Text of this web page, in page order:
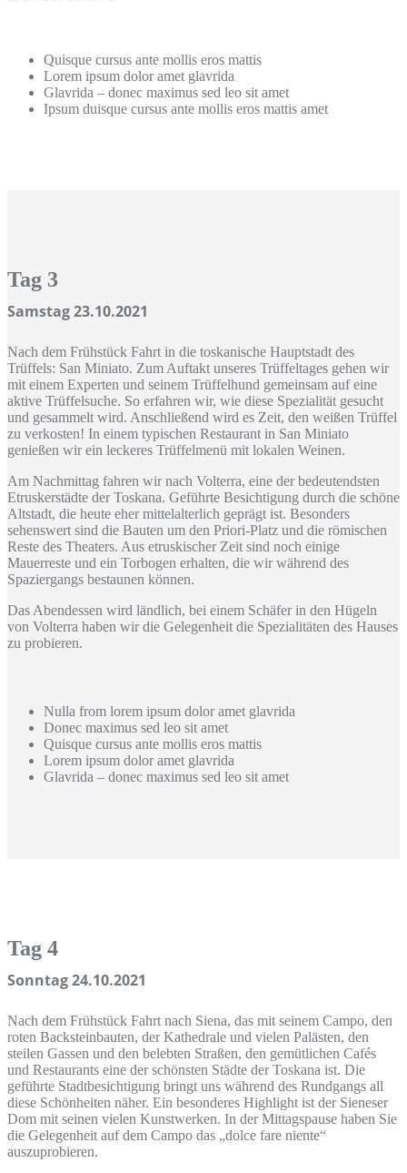
Quisque cursus ante mollis eros mattis
Lorem ipsum dolor amet glavrida
Glavrida – donec maximus sed leo sit amet
Ipsum duisque cursus ante mollis eros mattis amet
Tag 3
Samstag 23.10.2021
Nach dem Frühstück Fahrt in die toskanische Hauptstadt des
Trüffels: San Miniato. Zum Auftakt unseres Trüffeltages gehen wir
mit einem Experten und seinem Trüffelhund gemeinsam auf eine
aktive Trüffelsuche. So erfahren wir, wie diese Spezialität gesucht
und gesammelt wird. Anschließend wird es Zeit, den weißen Trüffel
zu verkosten! In einem typischen Restaurant in San Miniato
genießen wir ein leckeres Trüffelmenü mit lokalen Weinen.
Am Nachmittag fahren wir nach Volterra, eine der bedeutendsten
Etruskerstädte der Toskana. Geführte Besichtigung durch die schöne
Altstadt, die heute eher mittelalterlich geprägt ist. Besonders
sehenswert sind die Bauten um den Priori-Platz und die römischen
Reste des Theaters. Aus etruskischer Zeit sind noch einige
Mauerreste und ein Torbogen erhalten, die wir während des
Spaziergangs bestaunen können.
Das Abendessen wird ländlich, bei einem Schäfer in den Hügeln
von Volterra haben wir die Gelegenheit die Spezialitäten des Hauses
zu probieren.
Nulla from lorem ipsum dolor amet glavrida
Donec maximus sed leo sit amet
Quisque cursus ante mollis eros mattis
Lorem ipsum dolor amet glavrida
Glavrida – donec maximus sed leo sit amet
Tag 4
Sonntag 24.10.2021
Nach dem Frühstück Fahrt nach Siena, das mit seinem Campo, den
roten Backsteinbauten, der Kathedrale und vielen Palästen, den
steilen Gassen und den belebten Straßen, den gemütlichen Cafés
und Restaurants eine der schönsten Städte der Toskana ist. Die
geführte Stadtbesichtigung bringt uns während des Rundgangs all
diese Schönheiten näher. Ein besonderes Highlight ist der Sieneser
Dom mit seinen vielen Kunstwerken. In der Mittagspause haben Sie
die Gelegenheit auf dem Campo das „dolce fare niente“
auszuprobieren.